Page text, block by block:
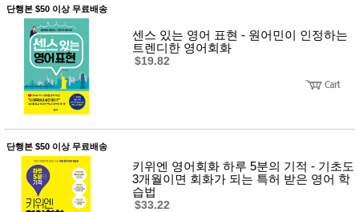
단행본 $50 이상 무료배송
센스 있는 영어 표현 - 원어민이 인정하는
트렌디한 영어회화
$19.82
단행본 $50 이상 무료배송
키위엔 영어회화 하루 5분의 기적 - 기초도
3개월이면 회화가 되는 특허 받은 영어 학
습법
$33.22